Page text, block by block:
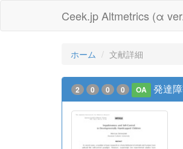
Ceek.jp Altmetrics (α
ホーム 文献詳細
2 0 0 0 OA 発達